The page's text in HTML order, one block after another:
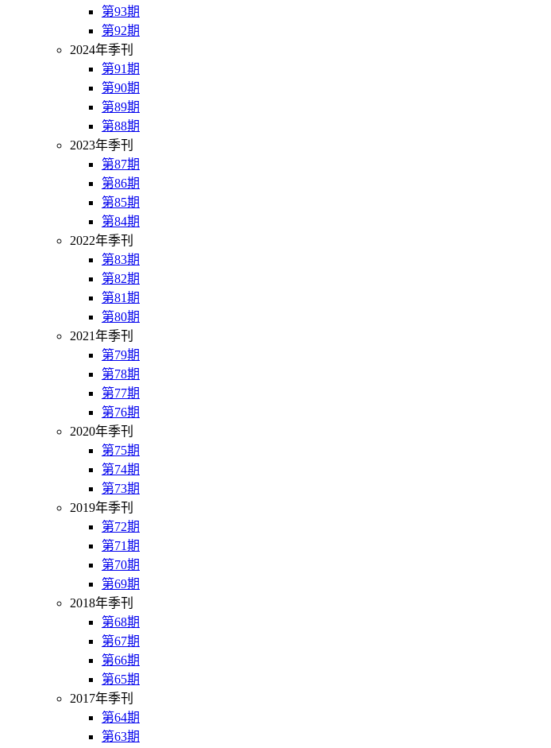
第93期
第92期
2024年季刊
第91期
第90期
第89期
第88期
2023年季刊
第87期
第86期
第85期
第84期
2022年季刊
第83期
第82期
第81期
第80期
2021年季刊
第79期
第78期
第77期
第76期
2020年季刊
第75期
第74期
第73期
2019年季刊
第72期
第71期
第70期
第69期
2018年季刊
第68期
第67期
第66期
第65期
2017年季刊
第64期
第63期